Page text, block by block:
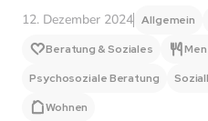
12. Dezember 2024 Allgemein
Beratung & Soziales
Psychosoziale Beratung
Wohnen